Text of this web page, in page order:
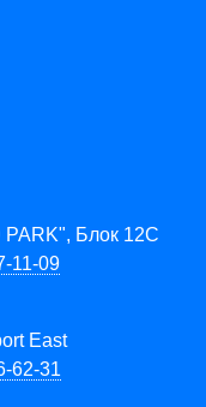
Блок 12C
11-09
East
62-31